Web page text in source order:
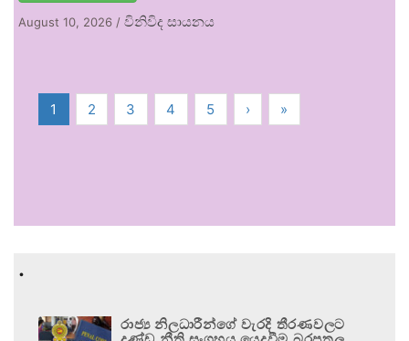
August 10, 2026 / විනිවිද සායනය
1 2 3 4 5 › »
.
රාජ්‍ය නිලධාරීන්ගේ වැරදි තීරණවලට